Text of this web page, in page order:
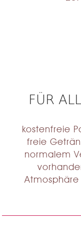
FÜR
kostenfreie
freie
normalem
Atmosphäre